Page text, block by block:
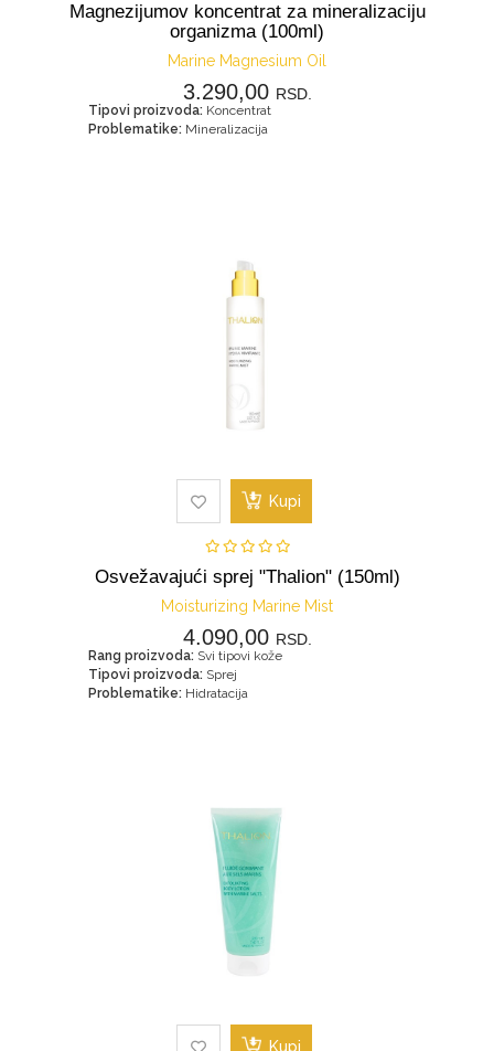
Magnezijumov koncentrat za mineralizaciju
organizma (100ml)
Marine Magnesium Oil
3.290,00 RSD.
Tipovi proizvoda: Koncentrat
Problematike: Mineralizacija
Kupi
Osvežavajući sprej "Thalion" (150ml)
Moisturizing Marine Mist
4.090,00 RSD.
Rang proizvoda: Svi tipovi kože
Tipovi proizvoda: Sprej
Problematike: Hidratacija
Kupi